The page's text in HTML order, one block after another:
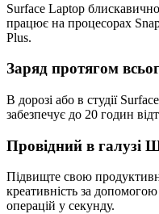
Surface Laptop
працює на процесорах
Plus.
Заряд протягом
В дорозі або в студії
забезпечує до 20 годин
Провідний в галузі
Підвищте свою
креативність за
операцій у секунду.